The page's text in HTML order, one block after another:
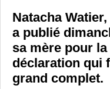
Natacha
a publié
sa mère pour
déclaration qui
grand complet.